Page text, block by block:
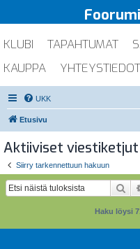
KLUBI TAPAHTUMAT
KAUPPA
YHTEYSTIEDOT
UKK
Etusivu
Aktiiviset viestiketjut
Siirry tarkennettuun hakuun
Haku löysi